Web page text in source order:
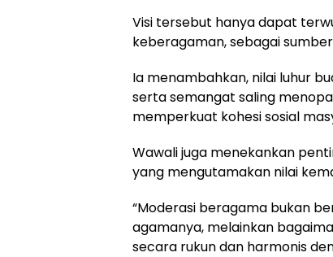
Visi tersebut hanya dapat
keberagaman, sebagai
Ia menambahkan, nilai luhur
serta semangat saling
memperkuat kohesi sosial
Wawali juga menekankan
yang mengutamakan nilai
“Moderasi beragama bukan
agamanya, melainkan
secara rukun dan harmonis